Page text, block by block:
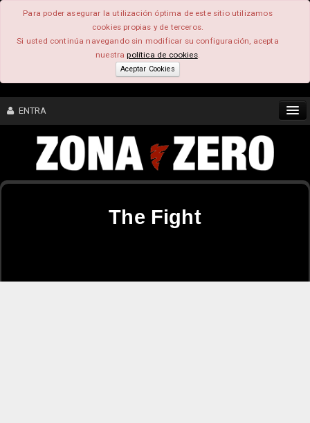
Para poder asegurar la utilización óptima de este sitio utilizamos
cookies propias y de terceros.
Si usted continúa navegando sin modificar su configuración, acepta
nuestrapolítica de cookies.
Aceptar Cookies
ENTRA
CONTENIDO
The Fight